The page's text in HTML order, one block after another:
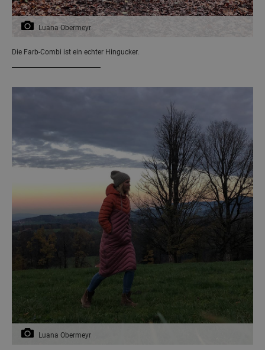
Luana Obermeyr
Die Farb-Combi ist ein echter Hingucker.
Luana Obermeyr